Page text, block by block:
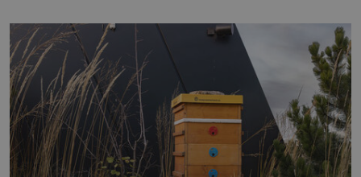
lotyšské Rigy? Casanova v Pobaltí kontaktoval tamní
zednářské lóže. Nebyl v této oblasti žádným nováčkem,
protože do zednářské